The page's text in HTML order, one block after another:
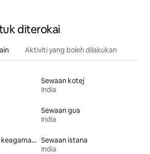
diterokai
Aktiviti yang boleh dilakukan
Sewaan kotej
India
Sewaan gua
India
Sewaan bangunan keagamaan Sewaan istana
India